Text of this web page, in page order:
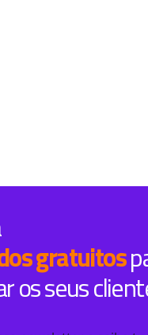
gratuitos
os seus